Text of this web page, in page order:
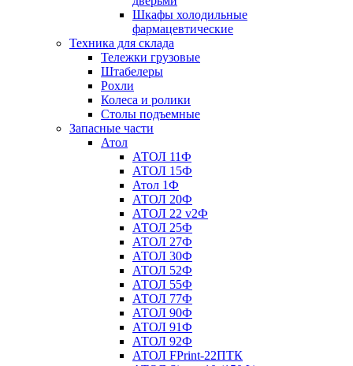
Шкафы холодильные
фармацевтические
Техника для склада
Тележки грузовые
Штабелеры
Рохли
Колеса и ролики
Столы подъемные
Запасные части
Атол
АТОЛ 11Ф
АТОЛ 15Ф
Атол 1Ф
АТОЛ 20Ф
АТОЛ 22 v2Ф
АТОЛ 25Ф
АТОЛ 27Ф
АТОЛ 30Ф
АТОЛ 52Ф
АТОЛ 55Ф
АТОЛ 77Ф
АТОЛ 90Ф
АТОЛ 91Ф
АТОЛ 92Ф
АТОЛ FPrint-22ПТК